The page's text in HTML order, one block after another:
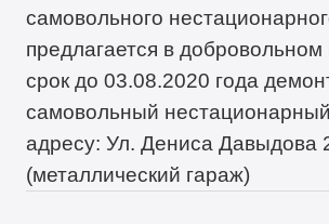
самовольного
предлагается в добровольном
срок до 03.08.2020 года
самовольный
адресу: Ул. Дениса Давыдова
(металлический гараж)